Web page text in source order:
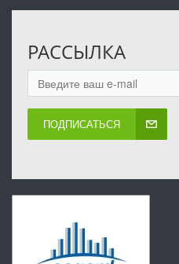
РАССЫЛКА
ПОДПИСАТЬСЯ